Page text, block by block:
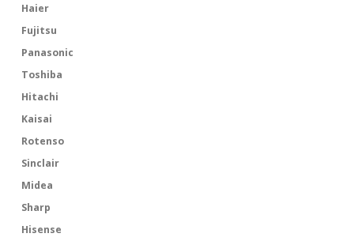
Haier
Fujitsu
Panasonic
Toshiba
Hitachi
Kaisai
Rotenso
Sinclair
Midea
Sharp
Hisense